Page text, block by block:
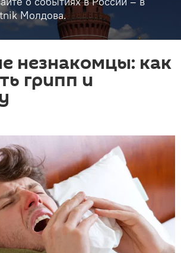
Молдова.
незнакомцы: как
грипп и